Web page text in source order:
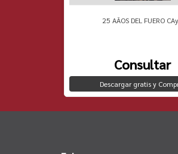
25 AÃOS DEL FUERO
Consultar
Descargar gratis y